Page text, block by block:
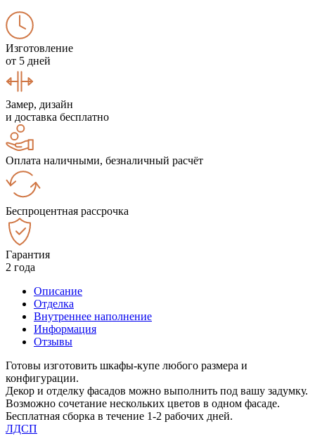
Изготовление
от 5 дней
Замер, дизайн
и доставка бесплатно
Оплата наличными, безналичный расчёт
Беспроцентная рассрочка
Гарантия
2 года
Описание
Отделка
Внутреннее наполнение
Информация
Отзывы
Готовы изготовить шкафы-купе любого размера и
конфигурации.
Декор и отделку фасадов можно выполнить под вашу задумку.
Возможно сочетание нескольких цветов в одном фасаде.
Бесплатная сборка в течение 1-2 рабочих дней.
ЛДСП